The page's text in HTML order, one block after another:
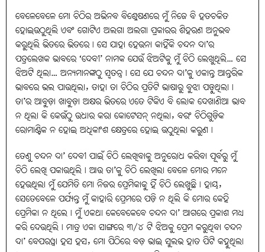
ବେଳେବେଳେ ମୋ ଚିଠିର ଅଭିନବ ବିଶ୍ଳେଷଣରେ ମୁଁ ନିଜେ ବି ହତଚକିତ
ହୋଇଉଠୁଥିଲି ଏବଂ ଗୋଟିଏ ଅଲଗା ଅଲଗା ପ୍ରକାରର ଶିହରଣ ଅନୁଭବ
କରୁଥିଲି ଭିତରେ ଭିତରେ। ସେ ଯାହା ହେଉନା କାହିଁକି ଚନ୍ଦନ ଦା’ର
ପତ୍ରଲେଖକ ଭାବରେ ‘ଦେବୀ’ ନାମକ ଯେଉଁ ଝିଅଟିକୁ ମୁଁ ଚିଠି ଲେଖୁଥିଲି… ସେ
ଝିଅଟି ଥିଲା… ଅନ୍ୟମାନଙ୍କଠୁ ସ୍ବତନ୍ତ୍ର। ସେ ଯେ ଚନ୍ଦନ ଦା’କୁ ଏକାନ୍ତ ଆନ୍ତରିକ
ଭାବରେ ଭଲ ପାଉଥିଲା, ତାହା ତା ଚିଠିର ପ୍ରତିଟି ଭାଷାରୁ ବୁଝା ପଡ଼ୁଥିଲା।
ତା’ର ଆବୁଡ଼ା ଖାବୁଡ଼ା ଅକ୍ଷର ଭିତରେ ଏତେ ଟିକିଏ ବି ଲୋକ ଦେଖାଣିଆ ଭାବ
ନ ଥିଲା କି କେଉଁଠୁ ଉଧାର କରା କୋଟେସନ୍‌ ନଥିଲା, ବରଂ ଚିଠିଗୁଡ଼ିକ
ରୋମାଣ୍ଟିକ ନ ହୋଇ ଅଧିକାଂଶ କ୍ଷେତ୍ରରେ ହୋଇ ଉଠୁଥିଲା କରୁଣ।
ତେଣୁ ଚନ୍ଦନ ଦା’ ଦେବୀ ପାଇଁ ଚିଠି ଲେଖିବାକୁ ଅନୁରୋଧ କରିବା ପୂର୍ବରୁ ମୁଁ
ଚିଠି ଲେଖି ପକାଉଥିଲି। ଆଉ ତା’କୁ ଚିଠି ଲେଖିଲା ବେଳେ ମୋର ମନେ
ହେଉଥିଲା ମୁଁ ଯେମିତି ମୋ ନିଜର ପ୍ରେମିକାକୁ ହିଁ ଚିଠି ଲେଖୁଛି। ହାୟ,
ସେତେବେଳେ ପର୍ଯ୍ୟନ୍ତ ମୁଁ କାହାରି ପ୍ରେମରେ ପଡ଼ି ନ ଥିଲି କି ମୋର କେହି
ପ୍ରେମିକା ନ ଥିଲେ। ମୁଁ ଏକଥା କେବେକେବେ ଚନ୍ଦନ ଦା’ ଆଗରେ ପ୍ରକାଶ ମଧ୍ୟ
କରି ଦେଉଥିଲି। ମାତ୍ର ଏକା ସାଙ୍ଗରେ ୩/୪ ଟି ଝିଅକୁ ପ୍ରେମ କରୁଥିବା ଚନ୍ଦନ
ଦା’ ବେପରୱା ହସ ହସ, ମୋ ପିଠିରେ ବଡ଼ ଭାଇ ସୁଲଭ ହାତ ପିଟି କହୁଥିଲା